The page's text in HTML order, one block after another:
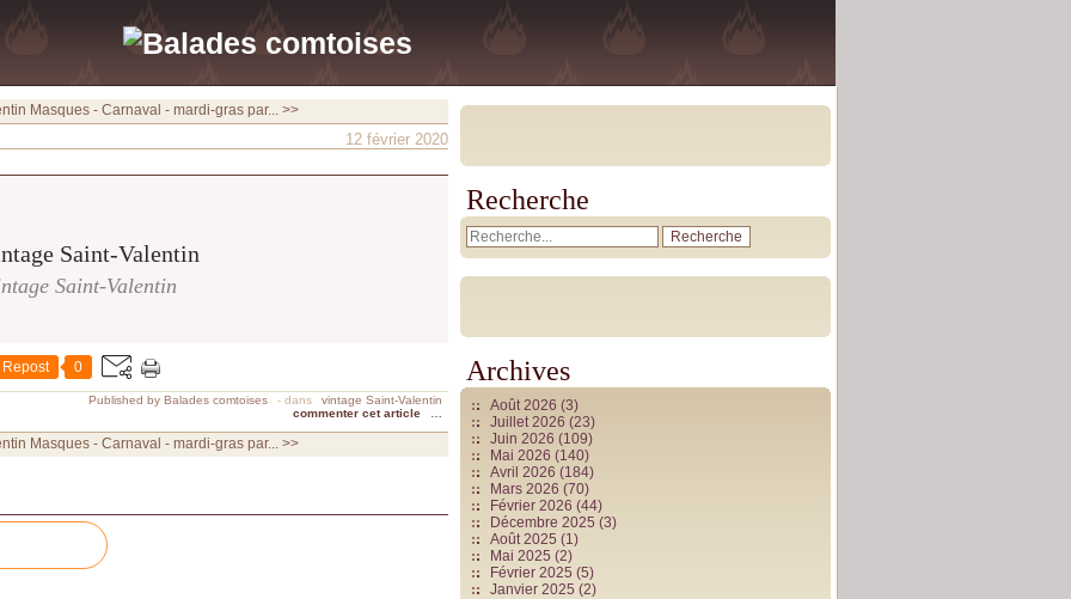
Masques - Carnaval - mardi-gras par... >>
12 février 2020
Saint-Valentin
Repost 0
Published by Balades comtoises - dans
vintage Saint-Valentin
commenter cet article
Masques - Carnaval - mardi-gras par... >>
Recherche
Archives
Août 2026 (3)
Juillet 2026 (23)
Juin 2026 (109)
Mai 2026 (140)
Avril 2026 (184)
Mars 2026 (70)
Février 2026 (44)
Décembre 2025 (3)
Août 2025 (1)
Mai 2025 (2)
Février 2025 (5)
Janvier 2025 (2)